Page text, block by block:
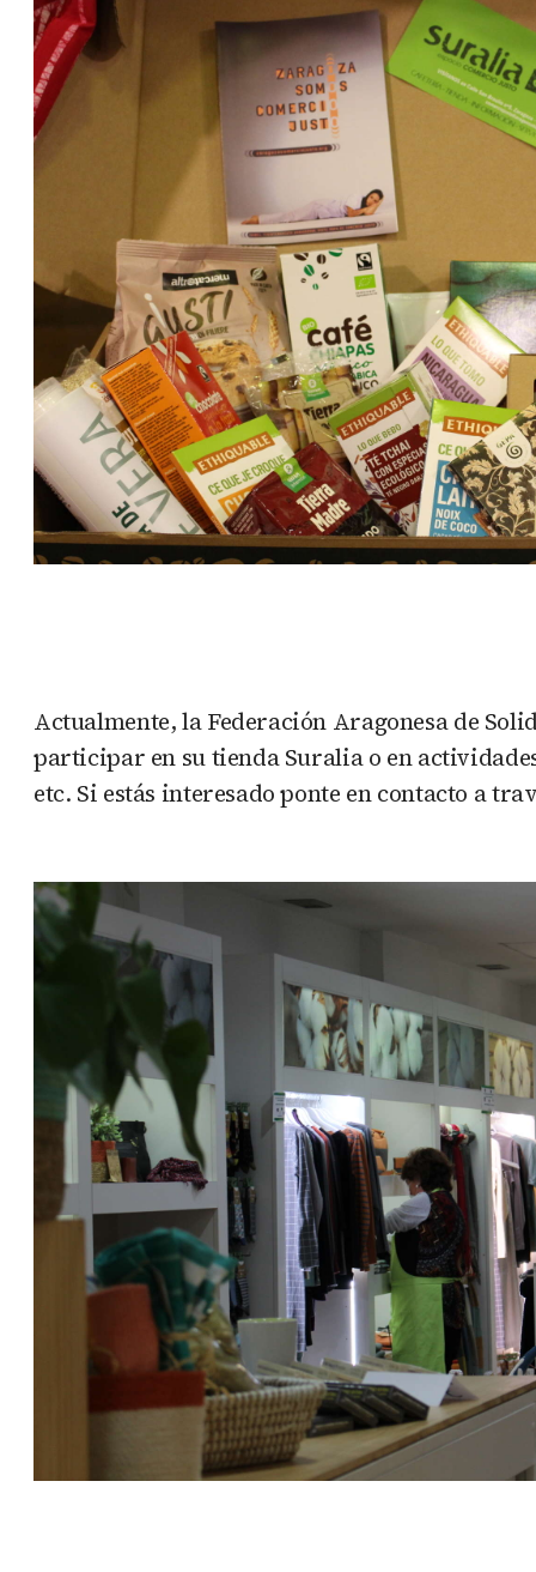
Actualmente, la Federación Aragonesa de
participar en su tienda Suralia o en
etc. Si estás interesado ponte en contacto a